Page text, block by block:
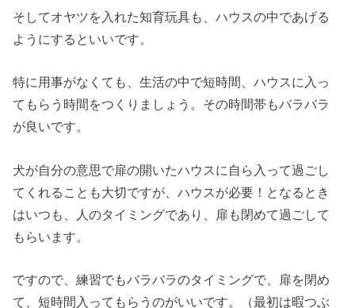
そしてオヤツを入れた知育玩具も、ハウスの中であげる
ようにするといいです。
特に用事がなくても、生活の中で短時間、ハウスに入っ
てもらう時間をつくりましょう。その時間帯もバラバラ
が良いです。
犬が自分の意思で扉の開いたハウスに自ら入って過ごし
てくれることも大切ですが、ハウスが必要！となるとき
はいつも、人のタイミングであり、扉も閉めて過ごして
もらいます。
ですので、練習でもバラバラのタイミングで、扉を閉め
て、短時間入ってもらうのがいいです。（最初は暇つぶ